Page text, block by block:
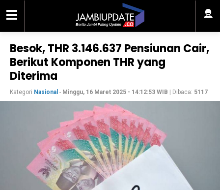
Besok, THR 3.146.637 Pensiunan Cair,
Berikut Komponen THR yang
Diterima
Kategori Nasional - Minggu, 16 Maret 2025 - 14:12:53 WIB | Dibaca: 5117